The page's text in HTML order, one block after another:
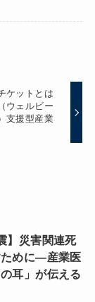
ケットとは
ウェルビー
支援型産業
】災害関連死
めに―産業医
耳」が伝える